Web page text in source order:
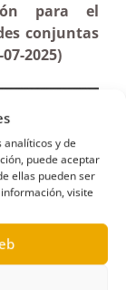
analíticos y de
puede aceptar
ellas pueden ser
visite
para el
conjuntas
2025)